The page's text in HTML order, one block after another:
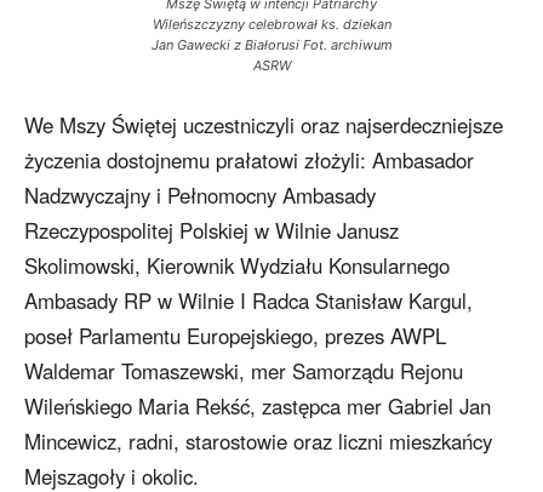
Mszę Świętą w intencji Patriarchy
Wileńszczyzny celebrował ks. dziekan
Jan Gawecki z Białorusi Fot. archiwum
ASRW
We Mszy Świętej uczestniczyli oraz najserdeczniejsze
życzenia dostojnemu prałatowi złożyli: Ambasador
Nadzwyczajny i Pełnomocny Ambasady
Rzeczypospolitej Polskiej w Wilnie Janusz
Skolimowski, Kierownik Wydziału Konsularnego
Ambasady RP w Wilnie I Radca Stanisław Kargul,
poseł Parlamentu Europejskiego, prezes AWPL
Waldemar Tomaszewski, mer Samorządu Rejonu
Wileńskiego Maria Rekść, zastępca mer Gabriel Jan
Mincewicz, radni, starostowie oraz liczni mieszkańcy
Mejszagoły i okolic.